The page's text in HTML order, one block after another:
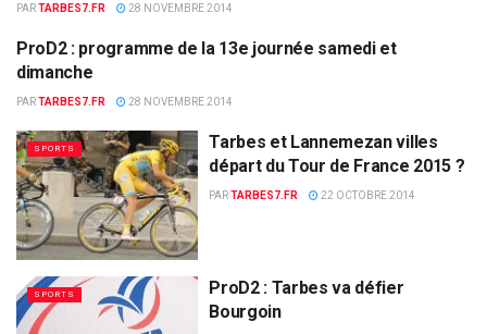
PARTARBES7.FR 28 NOVEMBRE 2014
SPORTS
ProD2 : programme de la 13e journée samedi et
dimanche
PARTARBES7.FR 28 NOVEMBRE 2014
SPORTS
Tarbes et Lannemezan villes
départ du Tour de France 2015 ?
PARTARBES7.FR 22 OCTOBRE 2014
SPORTS
ProD2 : Tarbes va défier
Bourgoin